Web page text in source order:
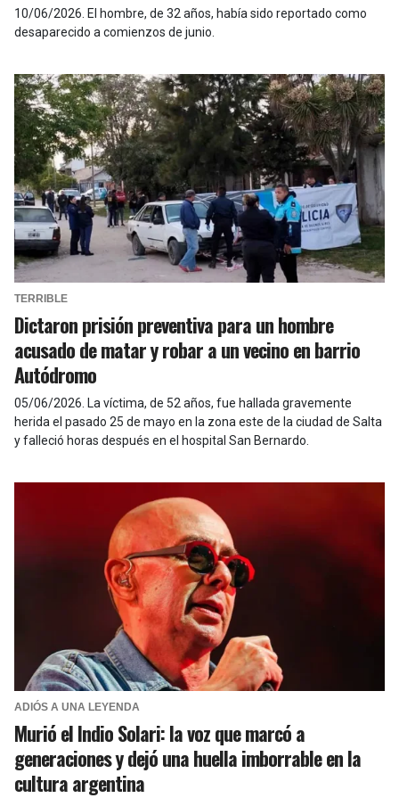
10/06/2026 El hombre, de 32 años, había sido reportado como
desaparecido a comienzos de junio.
TERRIBLE
Dictaron prisión preventiva para un hombre
acusado de matar y robar a un vecino en barrio
Autódromo
05/06/2026 La víctima, de 52 años, fue hallada gravemente
herida el pasado 25 de mayo en la zona este de la ciudad de Salta
y falleció horas después en el hospital San Bernardo.
ADIÓS A UNA LEYENDA
Murió el Indio Solari: la voz que marcó a
generaciones y dejó una huella imborrable en la
cultura argentina